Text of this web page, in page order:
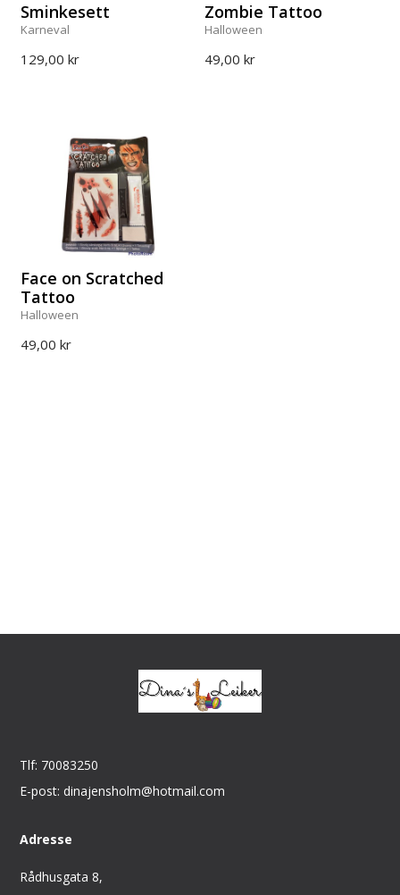
Sminkesett
Karneval
129,00 kr
Zombie Tattoo
Halloween
49,00 kr
Face on Scratched
Tattoo
Halloween
49,00 kr
Tlf: 70083250
E-post: dinajensholm@hotmail.com
Adresse
Rådhusgata 8,